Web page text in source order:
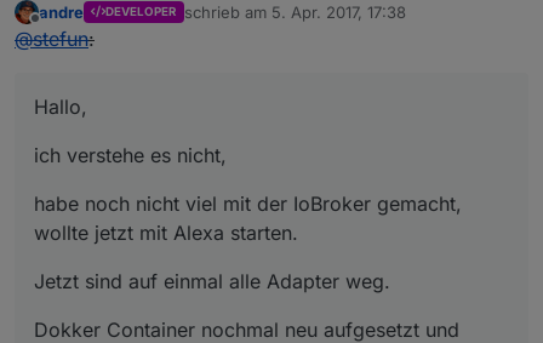
Offline
andre DEVELOPER schrieb am 5. Apr. 2017, 17:38
zuletzt editiert von
@stefun:
Hallo,
ich verstehe es nicht,
habe noch nicht viel mit der IoBroker gemacht,
wollte jetzt mit Alexa starten.
Jetzt sind auf einmal alle Adapter weg.
Dokker Container nochmal neu aufgesetzt und